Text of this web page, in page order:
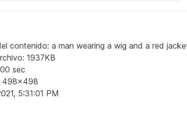
contenido: a man wearing a wig and a red
1937KB
sec
498x498
5:31:01 PM